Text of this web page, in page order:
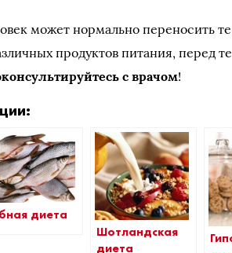
может нормально переносить
продуктов питания, перед
с врачом!
диета
Шотландская
диета